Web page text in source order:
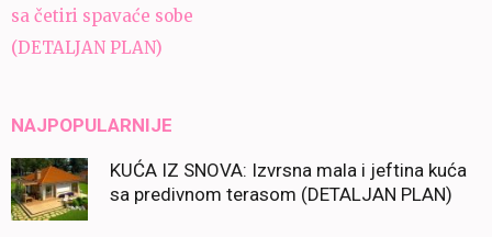
sa četiri spavaće sobe
(DETALJAN PLAN)
NAJPOPULARNIJE
KUĆA IZ SNOVA: Izvrsna mala i jeftina kuća
sa predivnom terasom (DETALJAN PLAN)